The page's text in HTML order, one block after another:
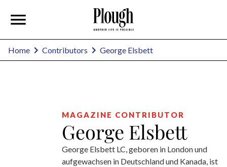
Home Contributors George Elsbett
MAGAZINE CONTRIBUTOR
George Elsbett
George Elsbett LC, geboren in London und
aufgewachsen in Deutschland und Kanada, ist